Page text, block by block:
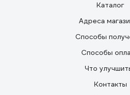
Каталог
Адреса
Способы
Способы
Что
Контакты